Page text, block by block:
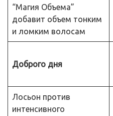
“Магия Объема”
добавит объем тонким
и ломким волосам
Доброго дня
Лосьон против
интенсивного